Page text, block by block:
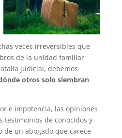
veces irreversibles que
de la unidad familiar
judicial, debemos
otros solo siembran
e impotencia, las opiniones
testimonios de conocidos y
de un abogado que carece